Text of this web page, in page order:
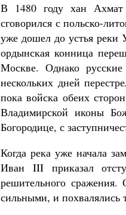
В 1480 году хан Ахмат
сговорился с польско-
уже дошел до устья реки
ордынская конница
Москве. Однако
нескольких дней
пока войска обеих
Владимирской иконы
Богородице, с
Когда река уже начала
Иван III приказал
решительного
сильными, и похвалялись